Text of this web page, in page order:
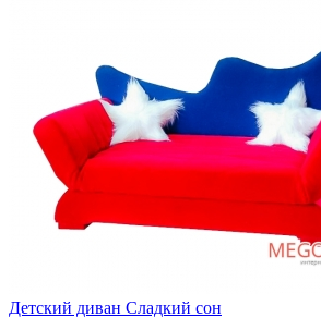
Детский диван Сладкий сон